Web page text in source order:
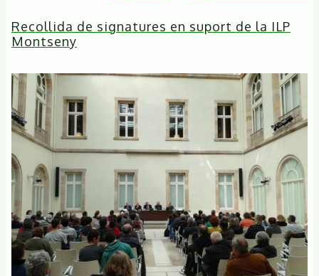
de
plana
amb
més
de
30
entitats
adherides
Recollida de signatures en suport de la ILP
Montseny